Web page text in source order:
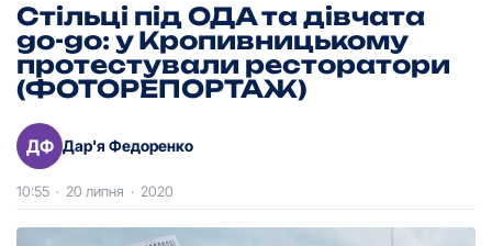
Стільці під ОДА та дівчата
go-go: у Кропивницькому
протестували ресторатори
(ФОТОРЕПОРТАЖ)
ДФ Дар'я Федоренко
10:55 · 20 липня · 2020